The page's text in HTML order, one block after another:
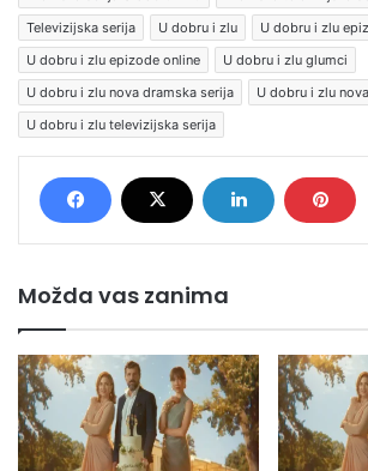
Televizijska serija
U dobru i zlu
U dobru i zlu
U dobru i zlu epizode online
U dobru i zlu glumci
U dobru i zlu nova dramska serija
U dobru i zlu
U dobru i zlu televizijska serija
Možda vas zanima